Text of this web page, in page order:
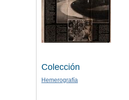
Colección
Hemerografía